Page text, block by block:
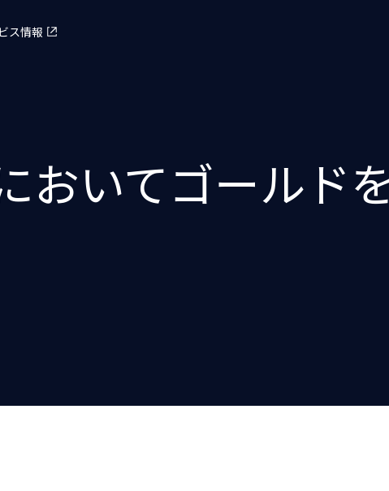
ス情報
おいてゴールド